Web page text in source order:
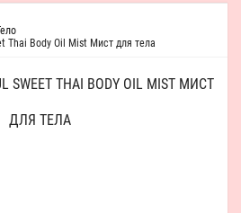
Thai Body Oil Mist Мист для тела
SWEET THAI BODY OIL MIST МИСТ
ДЛЯ ТЕЛА